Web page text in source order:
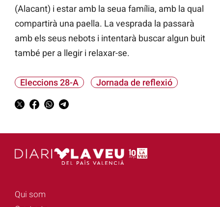
(Alacant) i estar amb la seua família, amb la qual
compartirà una paella. La vesprada la passarà
amb els seus nebots i intentarà buscar algun buit
també per a llegir i relaxar-se.
Eleccions 28-A Jornada de reflexió
Qui som